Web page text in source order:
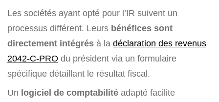
Les sociétés ayant opté pour l’IR suivent un
processus différent. Leurs bénéfices sont
directement intégrés à la déclaration des revenus
2042-C-PRO du président via un formulaire
spécifique détaillant le résultat fiscal.
Un logiciel de comptabilité adapté facilite